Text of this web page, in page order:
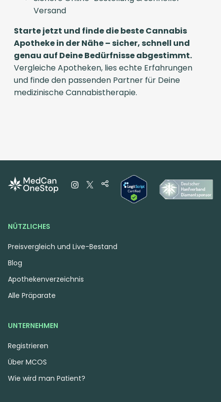
Versand
Starte jetzt und finde die beste Cannabis
Apotheke in der Nähe – sicher, schnell und
genau auf Deine Bedürfnisse abgestimmt.
Vergleiche Apotheken, lies echte Erfahrungen
und finde den passenden Partner für Deine
medizinische Cannabistherapie.
NÜTZLICHES
Preisvergleich und Live-Bestand
Blog
Apothekenverzeichnis
Alle Präparate
UNTERNEHMEN
Registrieren
Über MCOS
Wie wird man Patient?